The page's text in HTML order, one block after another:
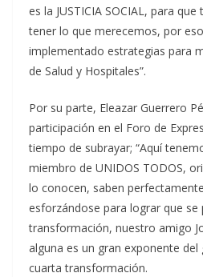
es la JUSTICIA SOCIAL, para
tener lo que merecemos, por
implementado estrategias para
de Salud y Hospitales”.
Por su parte, Eleazar Guerrero
participación en el Foro de
tiempo de subrayar; “Aquí
miembro de UNIDOS TODOS,
lo conocen, saben
esforzándose para lograr que se
transformación, nuestro amigo
alguna es un gran exponente
cuarta transformación.